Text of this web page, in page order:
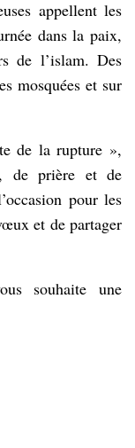
appellent les
dans la paix,
de l’islam. Des
mosquées et sur
de la rupture »,
de prière et de
pour les
et de partager
souhaite une